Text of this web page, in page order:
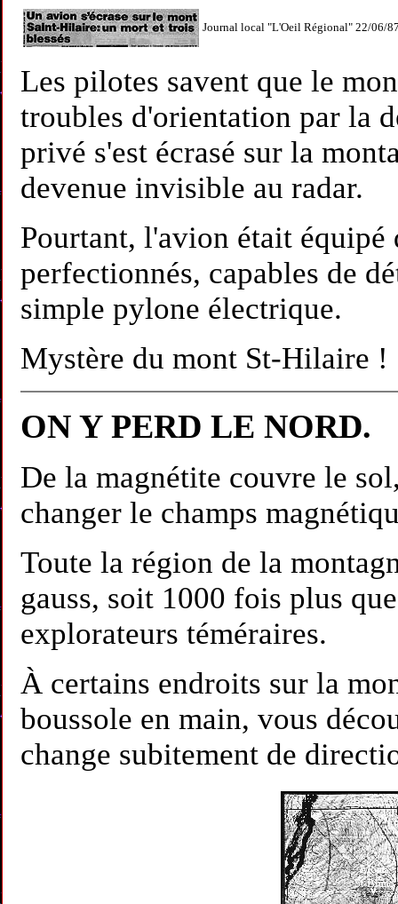
Journal local "L'Oeil Régional" 22/06/
Les pilotes savent que le
troubles d'orientation par la
privé s'est écrasé sur la
devenue invisible au radar.
Pourtant, l'avion était équipé
perfectionnés, capables de
simple pylone électrique.
Mystère du mont St-Hilaire !
ON Y PERD LE NORD.
De la magnétite couvre le
changer le champs
Toute la région de la
gauss, soit 1000 fois plus
explorateurs téméraires.
À certains endroits sur la
boussole en main, vous
change subitement de